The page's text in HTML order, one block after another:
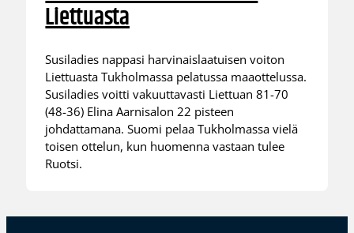
Liettuasta
Susiladies nappasi harvinaislaatuisen voiton
Liettuasta Tukholmassa pelatussa maaottelussa.
Susiladies voitti vakuuttavasti Liettuan 81-70
(48-36) Elina Aarnisalon 22 pisteen
johdattamana. Suomi pelaa Tukholmassa vielä
toisen ottelun, kun huomenna vastaan tulee
Ruotsi.